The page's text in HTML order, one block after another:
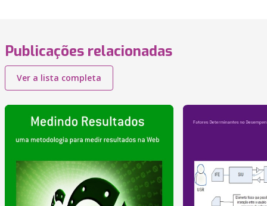
Publicações relacionadas
Ver a lista completa